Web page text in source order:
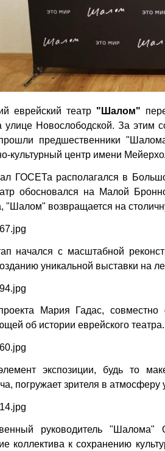
еврейский театр "Шалом"
улице Новослободской. За этим
предшественники
культурный центр имени
ГОСЕТа располагался в
обосновался на Малой
"Шалом" возвращается на
начался с масштабной
уникальной выставки на
Мария Гадас,
об истории еврейского театра.
экспозиции, будь то
погружает зрителя в
руководитель "Шалома"
коллектива к сохранению